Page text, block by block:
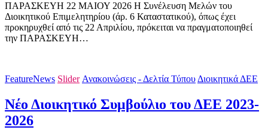
ΠΑΡΑΣΚΕΥΗ 22 ΜΑΙΟΥ 2026 Η Συνέλευση Μελών του
Διοικητικού Επιμελητηρίου (άρ. 6 Καταστατικού), όπως έχει
προκηρυχθεί από τις 22 Απριλίου, πρόκειται να πραγματοποιηθεί
την ΠΑΡΑΣΚΕΥΗ…
FeatureNews Slider Ανακοινώσεις - Δελτία Τύπου Διοικητικά ΔΕΕ
Νέο Διοικητικό Συμβούλιο του ΔΕΕ 2023-
2026